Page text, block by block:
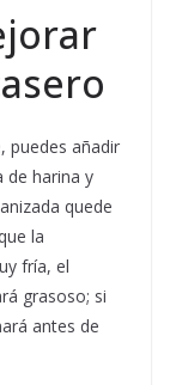
puedes añadir
de harina y
quede
la
fría, el
grasoso; si
antes de